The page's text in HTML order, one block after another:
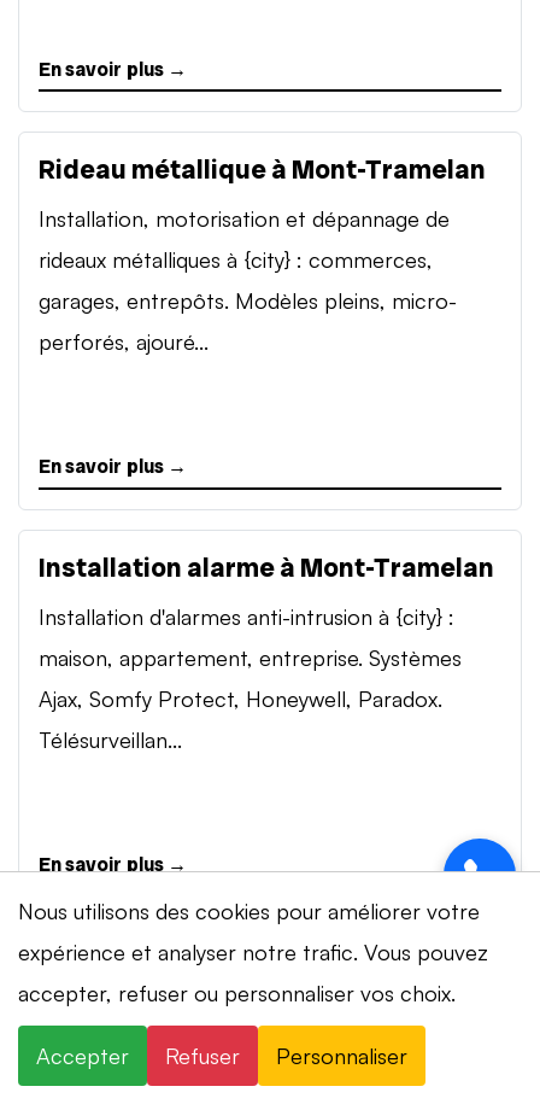
En savoir plus →
Rideau métallique à Mont-Tramelan
Installation, motorisation et dépannage de
rideaux métalliques à {city} : commerces,
garages, entrepôts. Modèles pleins, micro-
perforés, ajouré...
En savoir plus →
Installation alarme à Mont-Tramelan
Installation d'alarmes anti-intrusion à {city} :
maison, appartement, entreprise. Systèmes
Ajax, Somfy Protect, Honeywell, Paradox.
Télésurveillan...
En savoir plus →
Vidéosurveillance à Mont-Tramelan
Installation de systèmes de vidéosurveillance à
{city} : caméras IP 4K, visionnage smartphone,
Nous utilisons des cookies pour améliorer votre
expérience et analyser notre trafic. Vous pouvez
accepter, refuser ou personnaliser vos choix.
Accepter Refuser Personnaliser
⚡ Intervention en 20 min· 24h/24 · 7j/7 ·
+41 78 319 32 82
WhatsApp